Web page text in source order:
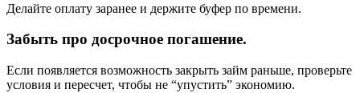
Делайте оплату заранее и держите буфер по времени.
Забыть про досрочное погашение.
Если появляется возможность закрыть займ раньше, проверьте
условия и пересчет, чтобы не “упустить” экономию.